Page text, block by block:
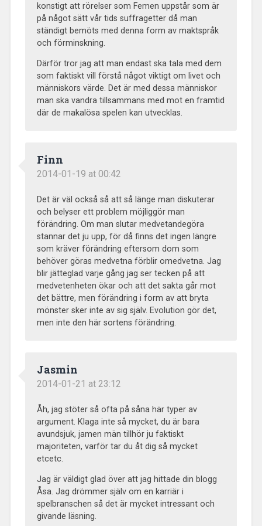
konstigt att rörelser som Femen uppstår som är
på något sätt vår tids suffragetter då man
ständigt bemöts med denna form av maktspråk
och förminskning.
Därför tror jag att man endast ska tala med dem
som faktiskt vill förstå något viktigt om livet och
människors värde. Det är med dessa människor
man ska vandra tillsammans med mot en framtid
där de makalösa spelen kan utvecklas.
Finn
2014-01-19 at 00:42
Det är väl också så att så länge man diskuterar
och belyser ett problem möjliggör man
förändring. Om man slutar medvetandegöra
stannar det ju upp, för då finns det ingen längre
som kräver förändring eftersom dom som
behöver göras medvetna förblir omedvetna. Jag
blir jätteglad varje gång jag ser tecken på att
medvetenheten ökar och att det sakta går mot
det bättre, men förändring i form av att bryta
mönster sker inte av sig själv. Evolution gör det,
men inte den här sortens förändring.
Jasmin
2014-01-21 at 23:12
Åh, jag stöter så ofta på såna här typer av
argument. Klaga inte så mycket, du är bara
avundsjuk, jamen män tillhör ju faktiskt
majoriteten, varför tar du åt dig så mycket
etcetc.
Jag är väldigt glad över att jag hittade din blogg
Åsa. Jag drömmer själv om en karriär i
spelbranschen så det är mycket intressant och
givande läsning.